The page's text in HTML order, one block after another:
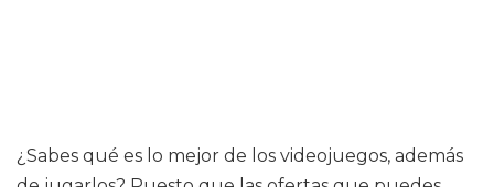
¿Sabes qué es lo mejor de los videojuegos, además